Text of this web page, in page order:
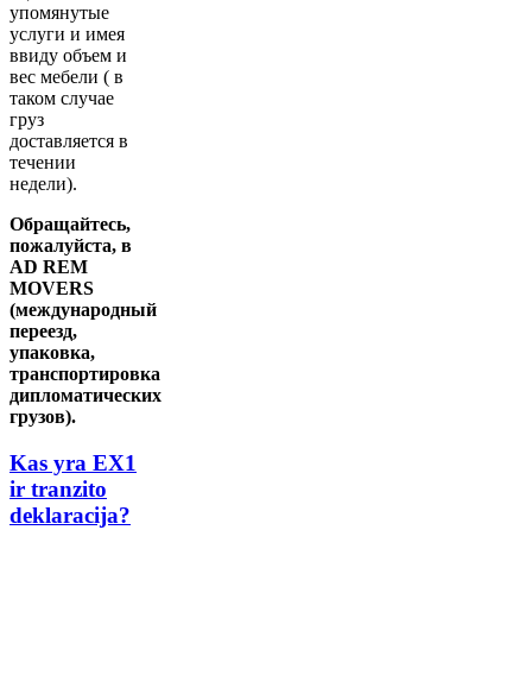
упомянутые
услуги и имея
ввиду объем и
вес мебели ( в
таком случае
груз
доставляется в
течении
недели).
Обращайтесь,
пожалуйста, в
AD REM
MOVERS
(международный
переезд,
упаковка,
транспортировка
дипломатических
грузов).
Kas yra EX1
ir tranzito
deklaracija?